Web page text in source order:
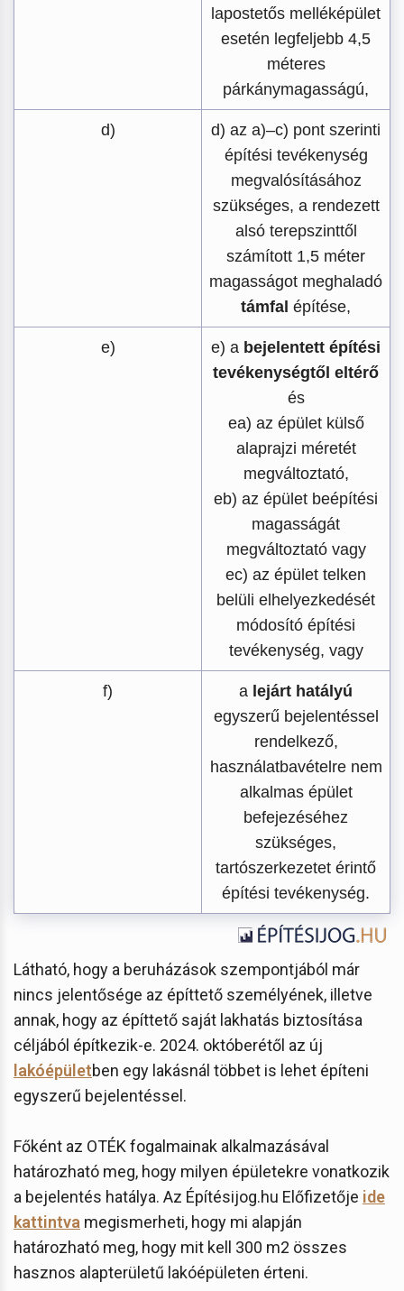
lapostetős melléképület
esetén legfeljebb 4,5
méteres
párkánymagasságú,
d)
d) az a)–c) pont szerinti
építési tevékenység
megvalósításához
szükséges, a rendezett
alsó terepszinttől
számított 1,5 méter
magasságot meghaladó
támfal építése,
e) e) a bejelentett építési
tevékenységtől eltérő
és
ea) az épület külső
alaprajzi méretét
megváltoztató,
eb) az épület beépítési
magasságát
megváltoztató vagy
ec) az épület telken
belüli elhelyezkedését
módosító építési
tevékenység, vagy
f) a lejárt hatályú
egyszerű bejelentéssel
rendelkező,
használatbavételre nem
alkalmas épület
befejezéséhez
szükséges,
tartószerkezetet érintő
építési tevékenység.
Látható, hogy a beruházások szempontjából már
nincs jelentősége az építtető személyének, illetve
annak, hogy az építtető saját lakhatás biztosítása
céljából építkezik-e. 2024. októberétől az új
lakóépületben egy lakásnál többet is lehet építeni
egyszerű bejelentéssel.
Főként az OTÉK fogalmainak alkalmazásával
határozható meg, hogy milyen épületekre vonatkozik
a bejelentés hatálya. Az Építésijog.hu Előfizetője ide
kattintva megismerheti, hogy mi alapján
határozható meg, hogy mit kell 300 m2 összes
hasznos alapterületű lakóépületen érteni.